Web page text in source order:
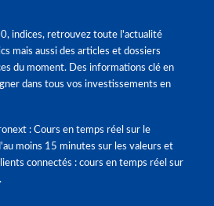
indices, retrouvez toute l'actualité
mais aussi des articles et dossiers
du moment. Des informations clé en
dans tous vos investissements en
: Cours en temps réel sur le
moins 15 minutes sur les valeurs et
connectés : cours en temps réel sur